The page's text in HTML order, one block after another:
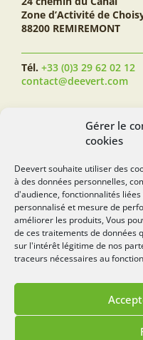
Gérer le
cookies
Deevert souhaite utiliser des
à des données personnelles,
d'audience, fonctionnalités
personnalisé et mesure de
améliorer les produits, Vous
de ces traitements de données
sur l'intérêt légitime de nos
traceurs nécessaires au
Zone d’Activité de
88200 REMIREMONT
Tél. +33 (0)3 29 62 02 12
contact@deevert.com
SUIVEZ-NOUS...
deevert.com
Mentions